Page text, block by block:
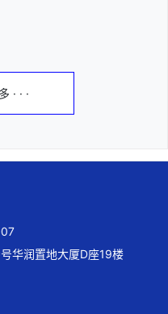
· · ·
华润置地大厦D座19楼